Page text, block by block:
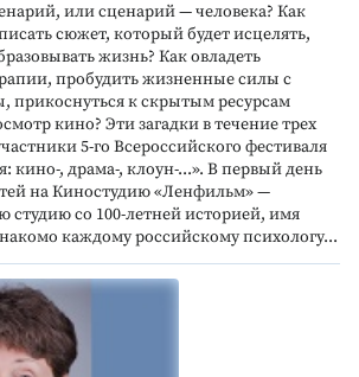
или сценарий — человека? Как
сюжет, который будет исцелять,
жизнь? Как овладеть
пробудить жизненные силы с
к скрытым ресурсам
кино? Эти загадки в течение трех
5-го Всероссийского фестиваля
кино-, драма-, клоун-...». В первый день
на Киностудию «Ленфильм» —
студию со 100-летней историей, имя
каждому российскому психологу...